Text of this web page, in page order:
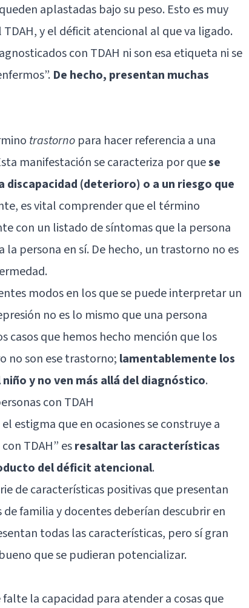
aplastadas bajo su peso. Esto es muy
TDAH, y el déficit atencional al que va ligado.
con TDAH ni son esa etiqueta ni se
De hecho, presentan muchas
trastorno para hacer referencia a una
manifestación se caracteriza por quese
discapacidad (deterioro) o a un riesgo que
es vital comprender que el término
con un listado de síntomas que la persona
la persona en sí. De hecho, un trastorno no es
.
modos en los que se puede interpretar un
no es lo mismo que una persona
que hemos hecho mención que los
no son ese trastorno; lamentablemente los
y no ven más allá del diagnóstico.
con TDAH
estigma que en ocasiones se construye a
TDAH” esresaltar las características
del déficit atencional.
de características positivas que presentan
de familia y docentes deberían descubrir en
todas las características, pero sí gran
que se pudieran potencializar.
la capacidad para atender a cosas que